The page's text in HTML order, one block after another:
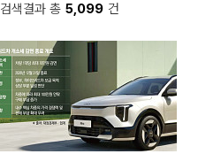
검색결과 총 5,099 건